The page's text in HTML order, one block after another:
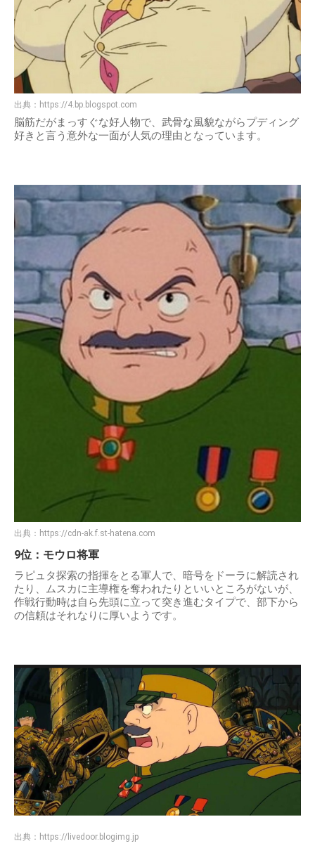
出典： https://4.bp.blogspot.com
脳筋だがまっすぐな好人物で、武骨な風貌ながらプディング
好きと言う意外な一面が人気の理由となっています。
出典： https://cdn-ak.f.st-hatena.com
9位：モウロ将軍
ラピュタ探索の指揮をとる軍人で、暗号をドーラに解読され
たり、ムスカに主導権を奪われたりといいところがないが、
作戦行動時は自ら先頭に立って突き進むタイプで、部下から
の信頼はそれなりに厚いようです。
出典： https://livedoor.blogimg.jp